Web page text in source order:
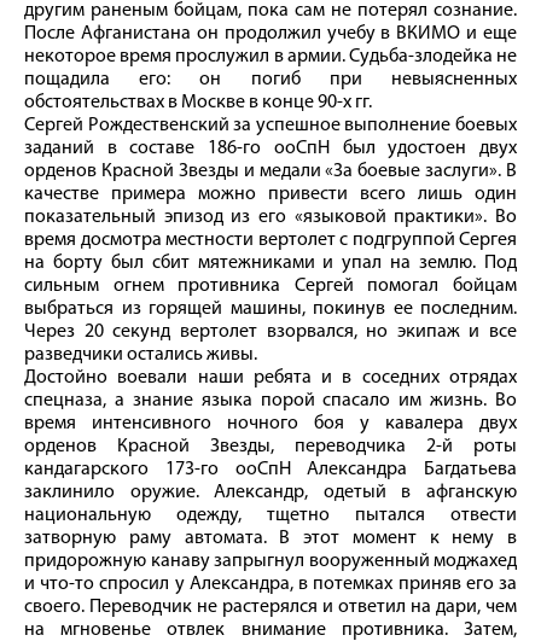
другим раненым бойцам, пока сам не потерял сознание.
После Афганистана он продолжил учебу в ВКИМО и еще
некоторое время прослужил в армии. Судьба-­злодейка не
пощадила его: он погиб при невыясненных
обстоятельствах в Москве в конце 90‑х гг.
Сергей Рождественский за успешное выполнение боевых
заданий в составе 186‑го ооСпН был удостоен двух
орденов Красной Звезды и медали «За боевые заслуги». В
качестве примера можно привести всего лишь один
показательный эпизод из его «языковой практики». Во
время досмотра местности вертолет с подгруппой Сергея
на борту был сбит мятежниками и упал на землю. Под
сильным огнем противника Сергей помогал бойцам
выбраться из горящей машины, покинув ее последним.
Через 20 секунд вертолет взорвался, но экипаж и все
разведчики остались живы.
Достойно воевали наши ребята и в соседних отрядах
спецназа, а знание языка порой спасало им жизнь. Во
время интенсивного ночного боя у кавалера двух
орденов Красной Звезды, переводчика 2‑й роты
кандагарского 173‑го ооСпН Александра Багдатьева
заклинило оружие. Александр, одетый в афганскую
национальную одежду, тщетно пытался отвести
затворную раму автомата. В этот момент к нему в
придорожную канаву запрыгнул вооруженный моджахед
и что‑то спросил у Александра, в потемках приняв его за
своего. Переводчик не растерялся и ответил на дари, чем
на мгновенье отвлек внимание противника. Затем,